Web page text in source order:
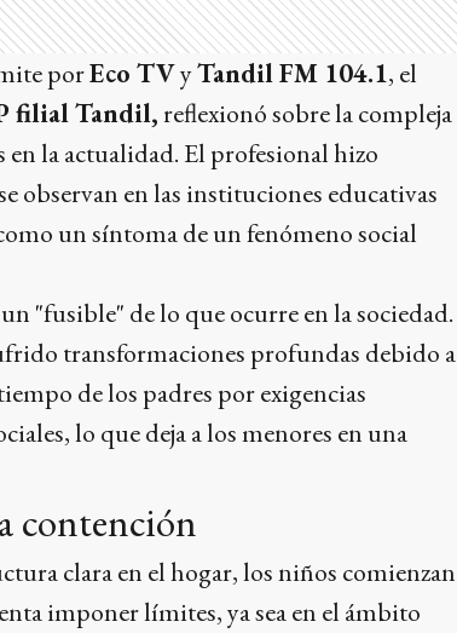
porEco TVyTandil FM 104.1, el
filial Tandil,reflexionó sobre la compleja
en la actualidad. El profesional hizo
observan en las instituciones educativas
un síntoma de un fenómeno social
"fusible" de lo que ocurre en la sociedad.
transformaciones profundas debido a
de los padres por exigencias
lo que deja a los menores en una
contención
clara en el hogar, los niños comienzan
imponer límites, ya sea en el ámbito